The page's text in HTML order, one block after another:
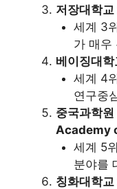
저장대학
세계 3
가 매우
베이징대
세계 4
연구중
중국과학
Academy
세계 5
분야를
칭화대학